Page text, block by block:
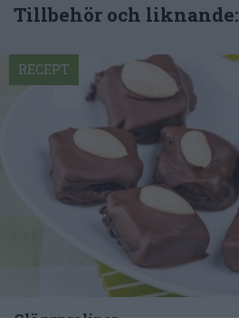
Tillbehör och liknande:
Glöggpraliner
RECEPT